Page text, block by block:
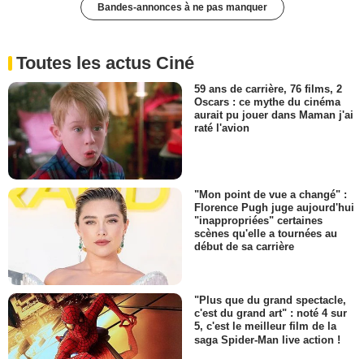
Bandes-annonces à ne pas manquer
Toutes les actus Ciné
59 ans de carrière, 76 films, 2
Oscars : ce mythe du cinéma
aurait pu jouer dans Maman j'ai
raté l'avion
"Mon point de vue a changé" :
Florence Pugh juge aujourd'hui
"inappropriées" certaines
scènes qu'elle a tournées au
début de sa carrière
"Plus que du grand spectacle,
c'est du grand art" : noté 4 sur
5, c'est le meilleur film de la
saga Spider-Man live action !